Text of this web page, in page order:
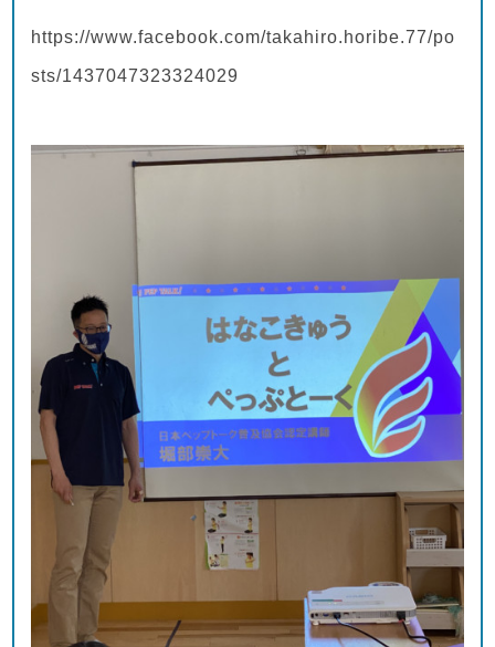
https://www.facebook.com/takahiro.horibe.77/po
sts/1437047323324029